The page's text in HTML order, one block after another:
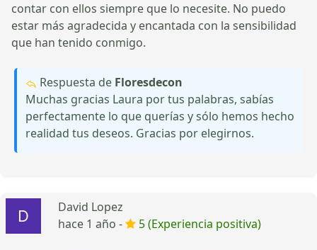
contar con ellos siempre que lo necesite. No puedo
estar más agradecida y encantada con la sensibilidad
que han tenido conmigo.
Respuesta de Floresdecon
Muchas gracias Laura por tus palabras, sabías
perfectamente lo que querías y sólo hemos hecho
realidad tus deseos. Gracias por elegirnos.
David Lopez
hace 1 año -
5 (Experiencia positiva)